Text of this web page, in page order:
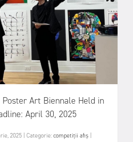
Art Biennale Held in
April 30, 2025
2025 Categorie:competiții afiș